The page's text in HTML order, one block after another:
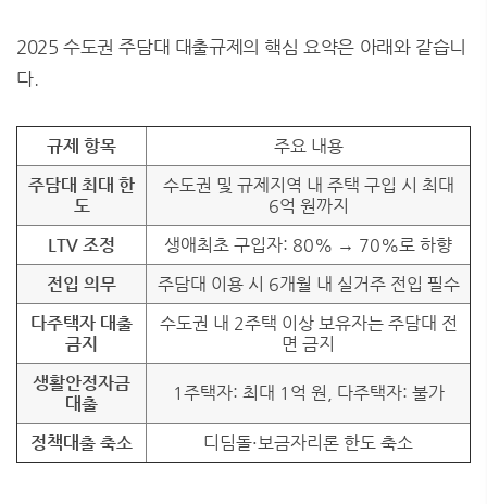
2025 수도권 주담대 대출규제의 핵심 요약은 아래와 같습니
다.
규제 항목
주요 내용
주담대 최대 한
도
수도권 및 규제지역 내 주택 구입 시 최대
6억 원까지
LTV 조정
생애최초 구입자: 80% → 70%로 하향
전입 의무
주담대 이용 시 6개월 내 실거주 전입 필수
다주택자 대출
금지
수도권 내 2주택 이상 보유자는 주담대 전
면 금지
생활안정자금
대출
1주택자: 최대 1억 원, 다주택자: 불가
정책대출 축소 디딤돌·보금자리론 한도 축소